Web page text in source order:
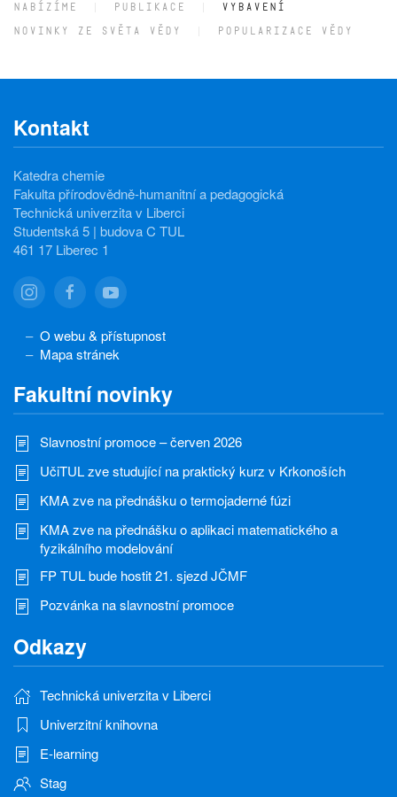
NABÍZÍME PUBLIKACE
VYBAVENÍ
NOVINKY ZE SVĚTA VĚDY
POPULARIZACE VĚDY
Kontakt
Katedra chemie
Fakulta přírodovědně-humanitní a pedagogická
Technická univerzita v Liberci
Studentská 5 | budova C TUL
461 17 Liberec 1
O webu & přístupnost
Mapa stránek
Fakultní novinky
Slavnostní promoce – červen 2026
UčiTUL zve studující na praktický kurz v Krkonoších
KMA zve na přednášku o termojaderné fúzi
KMA zve na přednášku o aplikaci matematického a
fyzikálního modelování
FP TUL bude hostit 21. sjezd JČMF
Pozvánka na slavnostní promoce
Odkazy
Technická univerzita v Liberci
Univerzitní knihovna
E-learning
Stag